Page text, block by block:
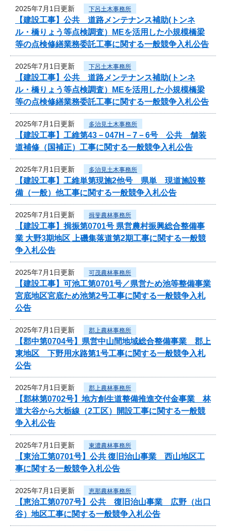
2025年7月1日更新 下呂土木事務所
【建設工事】公共 道路メンテナンス補助(トンネ
ル・橋りょう等点検調査）MEを活用した小規模橋梁
等の点検修繕業務委託工事に関する一般競争入札公告
2025年7月1日更新 下呂土木事務所
【建設工事】公共 道路メンテナンス補助(トンネ
ル・橋りょう等点検調査）MEを活用した小規模橋梁
等の点検修繕業務委託工事に関する一般競争入札公告
2025年7月1日更新 多治見土木事務所
【建設工事】工維第43－047H－7－6号 公共 舗装
道補修（国補正）工事に関する一般競争入札公告
2025年7月1日更新 多治見土木事務所
【建設工事】工維単第現施2他号 県単 現道施設整
備（一般）他工事に関する一般競争入札公告
2025年7月1日更新 揖斐農林事務所
【建設工事】揖振第0701号 県営農村振興総合整備事
業 大野3期地区 上磯集落道第2期工事に関する一般競
争入札公告
2025年7月1日更新 可茂農林事務所
【建設工事】可池工第0701号／県営ため池等整備事業
宮底地区宮底ため池第2号工事に関する一般競争入札
公告
2025年7月1日更新 郡上農林事務所
【郡中第0704号】県営中山間地域総合整備事業 郡上
東地区 下野用水路第1号工事に関する一般競争入札
公告
2025年7月1日更新 郡上農林事務所
【郡林第0702号】地方創生道整備推進交付金事業 林
道大谷から大栃線（2工区）開設工事に関する一般競
争入札公告
2025年7月1日更新 東濃農林事務所
【東治工第0701号】公共 復旧治山事業 西山地区工
事に関する一般競争入札公告
2025年7月1日更新 恵那農林事務所
【恵治工第0707号】公共 復旧治山事業 広野（出口
谷）地区工事に関する一般競争入札公告